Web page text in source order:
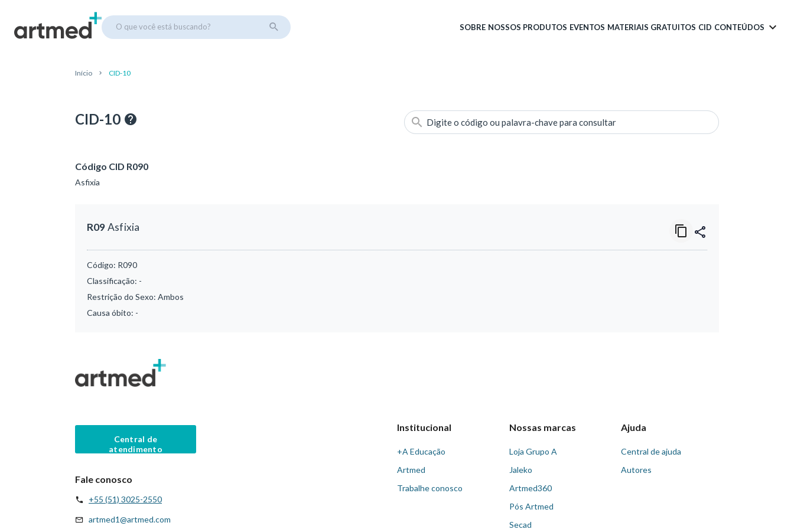
O que você está buscando? SOBRE NOSSOS PRODUTOS EVENTOS MATERIAIS GRATUITOS CID CONTEÚDOS
Início CID-10
CID-10 Digite o código ou palavra-chave para consultar
Código CID R090
Asfixia
R09Asfixia
Código: R090
Classificação: -
Restrição do Sexo: Ambos
Causa óbito: -
Central de
atendimento
Fale conosco
+55 (51) 3025-2550
artmed1@artmed.com
Institucional
+A Educação
Artmed
Trabalhe conosco
Nossas marcas
Loja Grupo A
Jaleko
Artmed360
Pós Artmed
Secad
Ajuda
Central de ajuda
Autores